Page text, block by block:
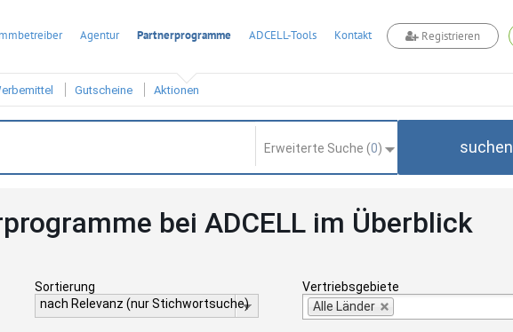
Agentur Partnerprogramme ADCELL-Tools Kontakt Registrieren
Gutscheine Aktionen
Erweiterte Suche (0) suchen
bei ADCELL im Überblick
Sortierung
nach Relevanz (nur Stichwortsuche)
Vertriebsgebiete
Alle Länder